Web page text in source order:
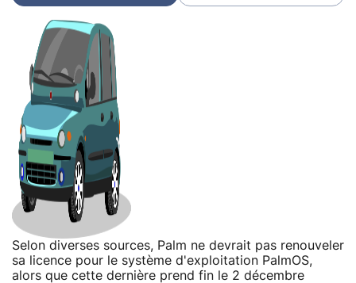
Selon diverses sources, Palm ne devrait pas renouveler
sa licence pour le système d'exploitation PalmOS,
alors que cette dernière prend fin le 2 décembre